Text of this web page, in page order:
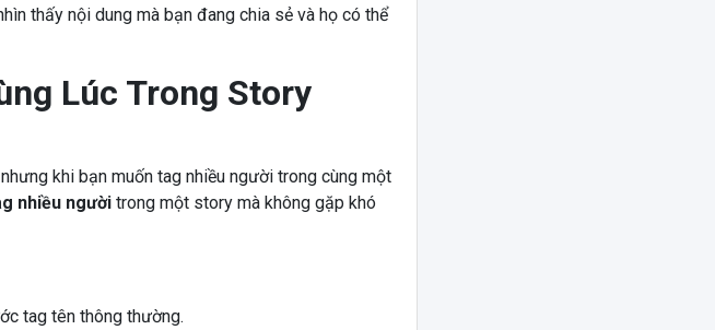
thấy nội dung mà bạn đang chia sẻ và họ có thể
Lúc Trong Story
khi bạn muốn tag nhiều người trong cùng một
nhiều ngườitrong một story mà không gặp khó
tag tên thông thường.